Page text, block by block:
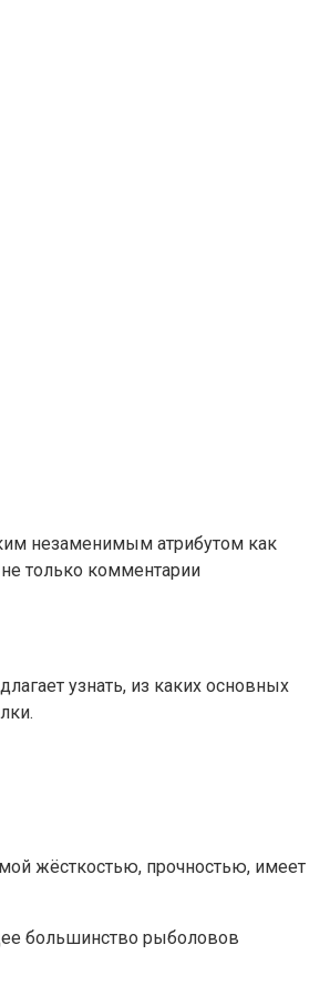
незаменимым атрибутом как
только комментарии
узнать, из каких основных
жёсткостью, прочностью, имеет
большинство рыболовов